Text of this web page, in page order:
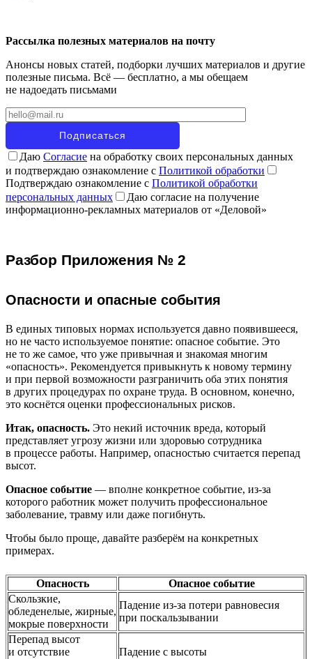
Рассылка полезных материалов на почту
Анонсы новых статей, подборки лучших материалов и другие
полезные письма. Всё — бесплатно, а мы обещаем
не надоедать письмами
Даю Согласие на обработку своих персональных данных
и подтверждаю ознакомление с Политикой обработки
Подтверждаю ознакомление с Политикой обработки
персональных данных
Даю согласие на получение
информационно-рекламных материалов от «Деловой»
Разбор Приложения № 2
Опасности и опасные события
В единых типовых нормах используется давно появившееся,
но не часто используемое понятие: опасное событие. Это
не то же самое, что уже привычная и знакомая многим
«опасность». Рекомендуется привыкнуть к новому термину
и при первой возможности разграничить оба этих понятия
в других процедурах по охране труда. В основном, конечно,
это коснётся оценки профессиональных рисков.
Итак, опасность. Это некий источник вреда, который
представляет угрозу жизни или здоровью сотрудника
в процессе работы. Например, опасностью считается перепад
высот.
Опасное событие — вполне конкретное событие, из-за
которого работник может получить профессиональное
заболевание, травму или даже погибнуть.
Чтобы было проще, давайте разберём на конкретных
примерах.
Опасность
Опасное событие
Скользкие,
обледенелые, жирные,
мокрые поверхности
Падение из-за потери равновесия
при поскальзывании
Перепад высот
и отсутствие
Падение с высоты